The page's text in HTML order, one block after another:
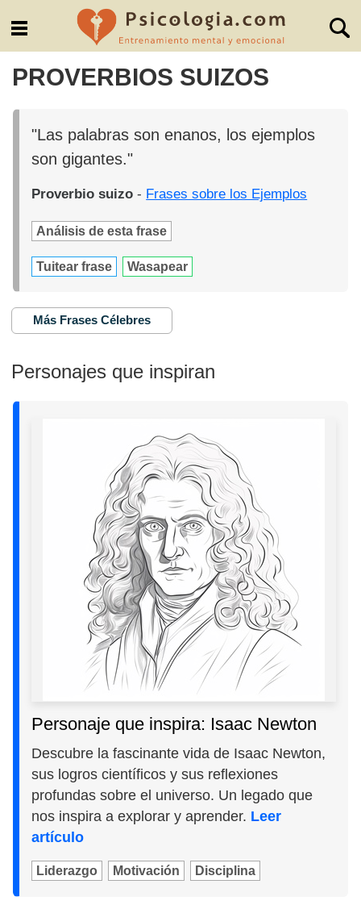
PROVERBIOS SUIZOS
"Las palabras son enanos, los ejemplos
son gigantes."
Proverbio suizo - Frases sobre los Ejemplos
Análisis de esta frase
Tuitear frase Wasapear
Más Frases Célebres
Personajes que inspiran
Personaje que inspira: Isaac Newton
Descubre la fascinante vida de Isaac Newton,
sus logros científicos y sus reflexiones
profundas sobre el universo. Un legado que
nos inspira a explorar y aprender. Leer
artículo
Liderazgo Motivación Disciplina